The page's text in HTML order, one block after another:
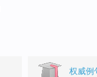
权威例